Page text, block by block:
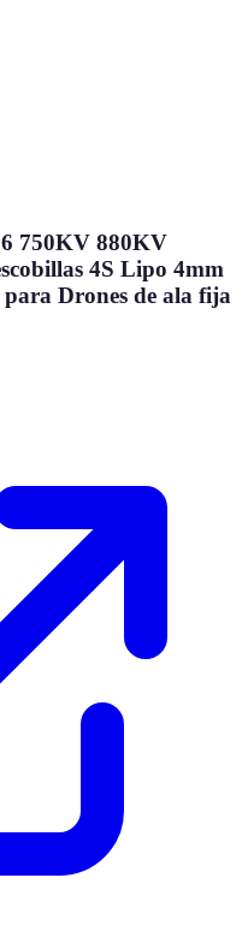
750KV 880KV
4S Lipo 4mm
Drones de ala fija